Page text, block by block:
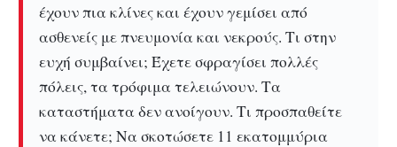
έχουν πια κλίνες και έχουν γεμίσει από
ασθενείς με πνευμονία και νεκρούς. Τι στην
ευχή συμβαίνει; Έχετε σφραγίσει πολλές
πόλεις, τα τρόφιμα τελειώνουν. Τα
καταστήματα δεν ανοίγουν. Τι προσπαθείτε
να κάνετε; Να σκοτώσετε 11 εκατομμύρια